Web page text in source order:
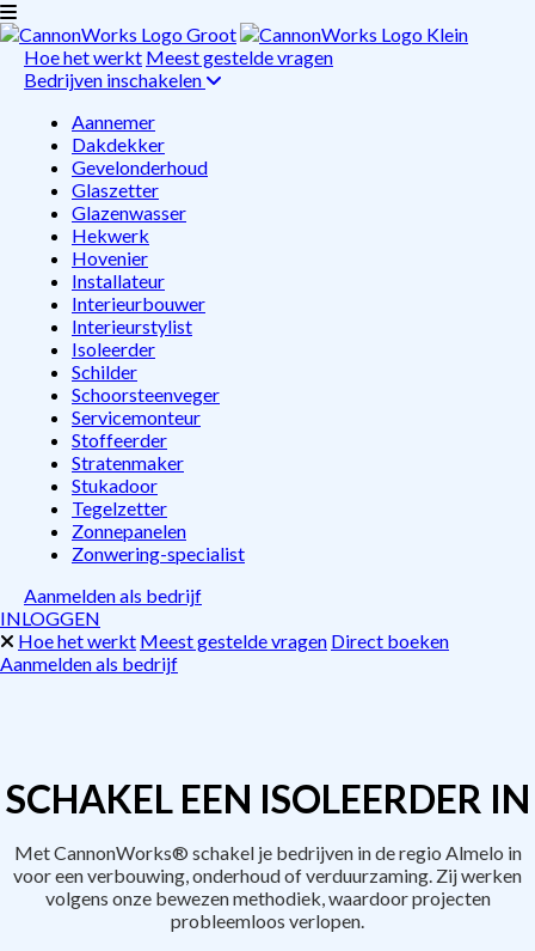
Hoe het werkt Meest gestelde vragen
Bedrijven inschakelen
Aannemer
Dakdekker
Gevelonderhoud
Glaszetter
Glazenwasser
Hekwerk
Hovenier
Installateur
Interieurbouwer
Interieurstylist
Isoleerder
Schilder
Schoorsteenveger
Servicemonteur
Stoffeerder
Stratenmaker
Stukadoor
Tegelzetter
Zonnepanelen
Zonwering-specialist
Aanmelden als bedrijf
INLOGGEN
Hoe het werkt Meest gestelde vragen Direct boeken
Aanmelden als bedrijf
SCHAKEL EEN ISOLEERDER IN
Met CannonWorks® schakel je bedrijven in de regio Almelo in
voor een verbouwing, onderhoud of verduurzaming. Zij werken
volgens onze bewezen methodiek, waardoor projecten
probleemloos verlopen.